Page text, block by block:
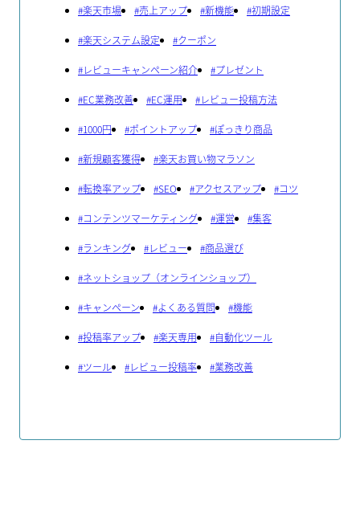
#楽天市場 #売上アップ #新機能 #初期設定
#楽天システム設定 #クーポン
#レビューキャンペーン紹介 #プレゼント
#EC業務改善 #EC運用 #レビュー投稿方法
#1000円 #ポイントアップ #ぽっきり商品
#新規顧客獲得 #楽天お買い物マラソン
#転換率アップ #SEO #アクセスアップ #コツ
#コンテンツマーケティング #運営 #集客
#ランキング #レビュー #商品選び
#ネットショップ（オンラインショップ）
#キャンペーン #よくある質問 #機能
#投稿率アップ #楽天専用 #自動化ツール
#ツール #レビュー投稿率 #業務改善